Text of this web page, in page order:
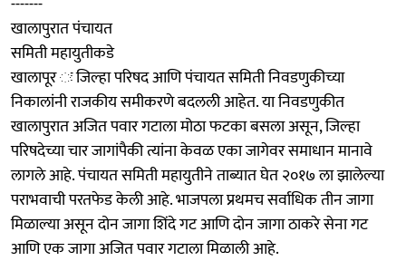
खालापुरात पंचायत
समिती महायुतीकडे
खालापूर ः जिल्हा परिषद आणि पंचायत समिती निवडणुकीच्या
निकालांनी राजकीय समीकरणे बदलली आहेत. या निवडणुकीत
खालापुरात अजित पवार गटाला मोठा फटका बसला असून, जिल्हा
परिषदेच्या चार जागांपैकी त्यांना केवळ एका जागेवर समाधान मानावे
लागले आहे. पंचायत समिती महायुतीने ताब्यात घेत २०१७ ला झालेल्या
पराभवाची परतफेड केली आहे. भाजपला प्रथमच सर्वाधिक तीन जागा
मिळाल्या असून दोन जागा शिंदे गट आणि दोन जागा ठाकरे सेना गट
आणि एक जागा अजित पवार गटाला मिळाली आहे.